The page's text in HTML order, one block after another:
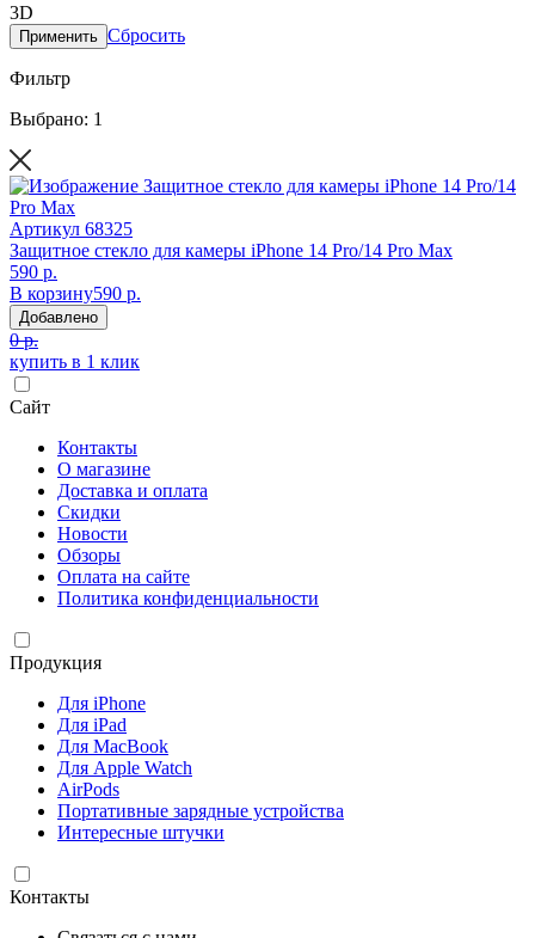
3D
Применить Сбросить
Фильтр
Выбрано: 1
Артикул 68325
Защитное стекло для камеры iPhone 14 Pro/14 Pro Max
590 р.
В корзину590 р.
Добавлено
0 р.
купить в 1 клик
Сайт
Контакты
О магазине
Доставка и оплата
Скидки
Новости
Обзоры
Оплата на сайте
Политика конфиденциальности
Продукция
Для iPhone
Для iPad
Для MacBook
Для Apple Watch
AirPods
Портативные зарядные устройства
Интересные штучки
Контакты